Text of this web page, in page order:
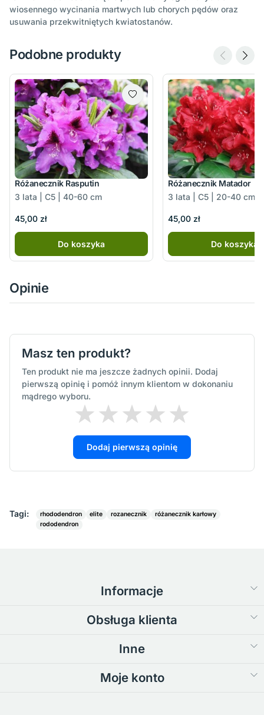
wiosennego wycinania martwych lub chorych pędów oraz
usuwania przekwitniętych kwiatostanów.
Podobne produkty
Różanecznik Rasputin
3 lata | C5 | 40-60 cm
45,00 zł
Do koszyka
Różanecznik Matador
3 lata | C5 | 20-40 cm
45,00 zł
Do koszyka
Opinie
Masz ten produkt?
Ten produkt nie ma jeszcze żadnych opinii. Dodaj
pierwszą opinię i pomóż innym klientom w dokonaniu
mądrego wyboru.
Dodaj pierwszą opinię
Tagi: rhododendron elite rozanecznik
różanecznik karłowy
rododendron
Informacje
Obsługa klienta
Inne
Moje konto